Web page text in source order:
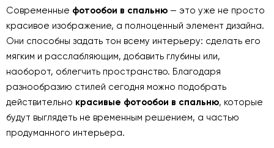
Современные фотообои в спальню — это уже не просто
красивое изображение, а полноценный элемент дизайна.
Они способны задать тон всему интерьеру: сделать его
мягким и расслабляющим, добавить глубины или,
наоборот, облегчить пространство. Благодаря
разнообразию стилей сегодня можно подобрать
действительно красивые фотообои в спальню, которые
будут выглядеть не временным решением, а частью
продуманного интерьера.